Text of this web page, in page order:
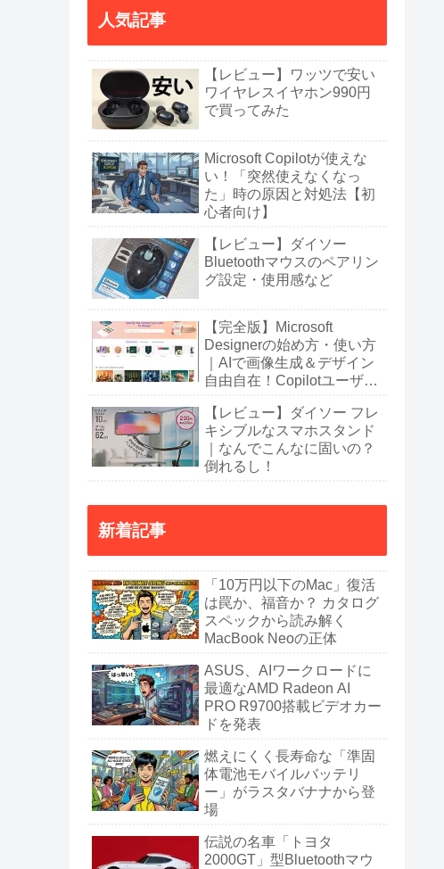
人気記事
【レビュー】ワッツで安い
ワイヤレスイヤホン990円
で買ってみた
Microsoft Copilotが使えな
い！「突然使えなくなっ
た」時の原因と対処法【初
心者向け】
【レビュー】ダイソー
Bluetoothマウスのペアリン
グ設定・使用感など
【完全版】Microsoft
Designerの始め方・使い方
｜AIで画像生成＆デザイン
自由自在！Copilotユーザー
【レビュー】ダイソー フレ
キシブルなスマホスタンド
｜なんでこんなに固いの？
倒れるし！
新着記事
「10万円以下のMac」復活
は罠か、福音か？ カタログ
スペックから読み解く
MacBook Neoの正体
ASUS、AIワークロードに
最適なAMD Radeon AI
PRO R9700搭載ビデオカー
ドを発表
燃えにくく長寿命な「準固
体電池モバイルバッテリ
ー」がラスタバナナから登
場
伝説の名車「トヨタ
2000GT」型Bluetoothマウ